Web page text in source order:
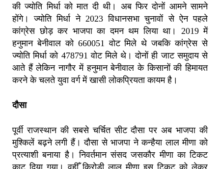
की ज्योति मिर्धा को मात दी थी। अब फिर दोनों आमने सामने
होंगे। ज्योति मिर्धा ने 2023 विधानसभा चुनावों से ऐन पहले
कांग्रेस छोड़ कर भाजपा का दमन थम लिया था। 2019 में
हनुमान बेनीवाल को 660051 वोट मिले थे जबकि कांग्रेस से
ज्योति मिर्धा को 478791 वोट मिले थे। दोनों ही जाट समुदाय से
आते हैं लेकिन नागौर में हनुमान बेनीवाल के किसानों की हिमायत
करने के चलते युवा वर्ग में खासी लोकप्रियता कायम है।
दौसा
पूर्वी राजस्थान की सबसे चर्चित सीट दौसा पर अब भाजपा की
मुश्किलें बढ़ने लगी हैं। दौसा से भाजपा ने कन्हैया लाल मीणा को
प्रत्याशी बनाया है। निवर्तमान संसद जसकौर मीणा का टिकट